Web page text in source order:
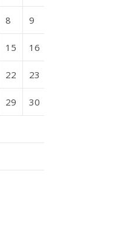
8 9
15 16
22 23
29 30